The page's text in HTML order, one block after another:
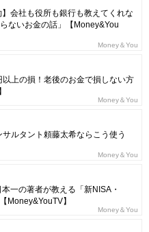
】会社も役所も銀行も教えてくれな
ないお金の話」【Money&You
Money＆You
上の損！老後のお金で損しない方
Money＆You
ルタント頼藤太希ならこう使う
Money＆You
一の著者が教える「新NISA・
Money&YouTV】
Money＆You